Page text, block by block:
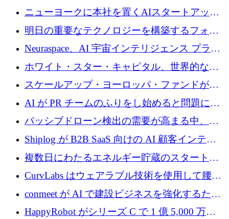
額 8 億 7,800 万ユーロと 2026 年上半期の主要
ニューヨークに本社を置くAIスタートアップ
Modal Labsがロンドンオフィスを開設
明日の重要なテクノロジーを構築するフォト
ニクスのスケールアップに対応する
Neuraspace、AI 宇宙インテリジェンス プラッ
トフォームの拡大に 1,560 万ユーロを投資
ホワイト・スター・キャピタル、世界的なス
タートアップをシリーズAからBまで支援する
ために2億5,000万ドルのファンドIVを閉鎖
スケールアップ・ヨーロッパ・ファンドが初
の投資を行い、Iceeyeの10億ユーロのラウンド
を共同主導
AI が PR チームのふりをし始めると問題にな
ります
パッシブドローン検出の需要が高まる中、
Monava が資金調達ラウンドを終了
Shiplog が B2B SaaS 向けの AI 顧客インテリ
ジェンスを構築するために 100 万ドルを調達
複数日にわたるエネルギー貯蔵のスタートア
ップ、Ore Energy が新たな投資ラウンドで
4,300 万ドルを獲得
CurvLabs はウェアラブル技術を使用して腰痛
治療をどのように再考しているか
conmeet が AI で建設ビジネスを強化するため
に 600 万ユーロを調達
HappyRobot がシリーズ C で 1 億 5,000 万ド